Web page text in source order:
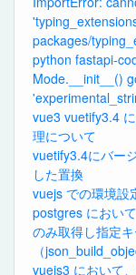
packages/
python fastapi-
Mode.__init__()
vue3 vuetify3.4
理について
vuetify3.4にバー
した置換
vuejs での環境設
postgres におい
のみ取得し指定
（
vuejs3 において